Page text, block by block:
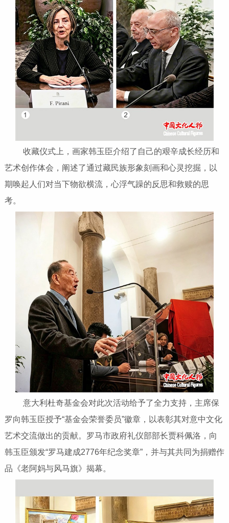
收藏仪式上，画家韩玉臣介绍了自己的艰辛成长经历和
艺术创作体会，阐述了通过藏民族形象刻画和心灵挖掘，以
期唤起人们对当下物欲横流，心浮气躁的反思和救赎的思
考。
意大利杜奇基金会对此次活动给予了全力支持，主席保
罗向韩玉臣授予“基金会荣誉委员”徽章，以表彰其对意中文化
艺术交流做出的贡献。罗马市政府礼仪部部长贾科佩洛，向
韩玉臣颁发“罗马建成2776年纪念奖章”，并与其共同为捐赠作
品《老阿妈与风马旗》揭幕。